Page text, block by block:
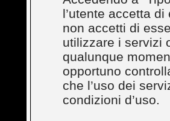
l’utente accetta
non accetti di
utilizzare i servizi
qualunque
opportuno
che l’uso dei
condizioni d’uso.